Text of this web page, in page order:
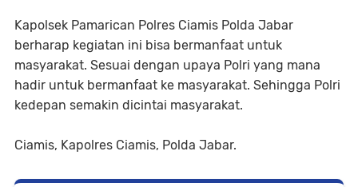
Kapolsek Pamarican Polres Ciamis Polda Jabar
berharap kegiatan ini bisa bermanfaat untuk
masyarakat. Sesuai dengan upaya Polri yang mana
hadir untuk bermanfaat ke masyarakat. Sehingga Polri
kedepan semakin dicintai masyarakat.
Ciamis, Kapolres Ciamis, Polda Jabar.